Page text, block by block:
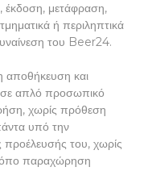
έκδοση, μετάφραση,
ή περιληπτικά
του Beer24.
αποθήκευση και
σε απλό προσωπικό
χωρίς πρόθεση
υπό την
του, χωρίς
παραχώρηση